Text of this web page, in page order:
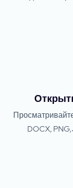
DOCX,